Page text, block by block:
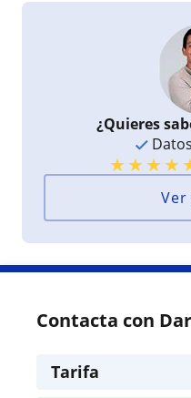
te haga sentir
definitivamente
matemático y un
¿Quieres
★★★★
Contacta con
Tarifa